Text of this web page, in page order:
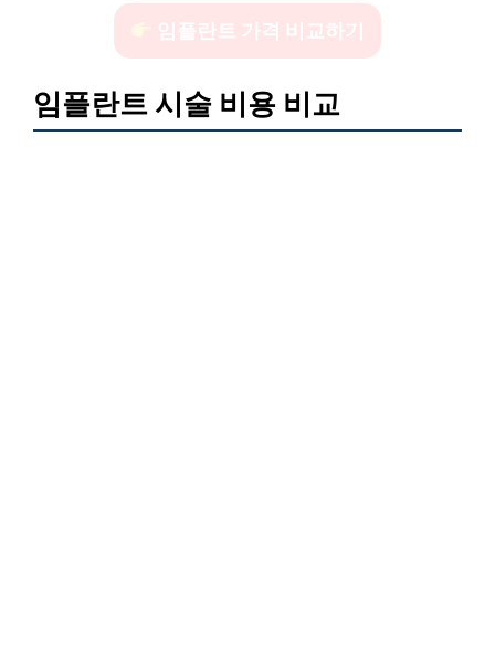
임플란트 가격 비교하기
임플란트 시술 비용 비교